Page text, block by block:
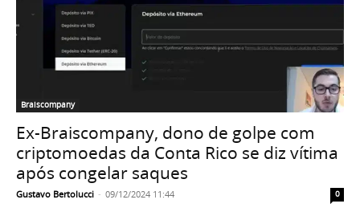
Braiscompany
Ex-Braiscompany, dono de golpe com
criptomoedas da Conta Rico se diz vítima
após congelar saques
Gustavo Bertolucci - 09/12/2024 11:44 0